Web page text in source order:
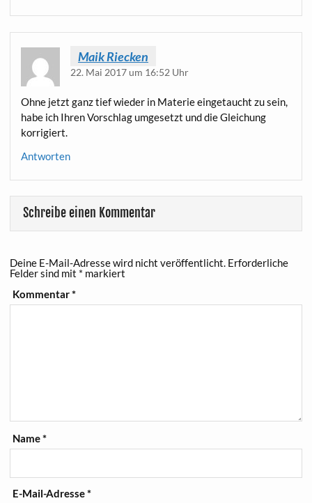
Maik Riecken
22. Mai 2017 um 16:52 Uhr
Ohne jetzt ganz tief wie­der in Mate­rie ein­ge­taucht zu sein,
habe ich Ihren Vor­schlag umge­setzt und die Glei­chung
korrigiert.
Antworten
Schreibe einen Kommentar
Deine E-Mail-Adresse wird nicht veröffentlicht. Erforderliche
Felder sind mit * markiert
Kommentar*
Name*
E-Mail-Adresse*